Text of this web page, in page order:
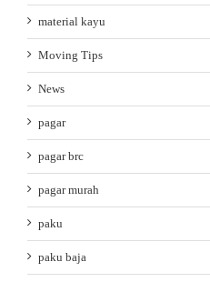
material kayu
Moving Tips
News
pagar
pagar brc
pagar murah
paku
paku baja